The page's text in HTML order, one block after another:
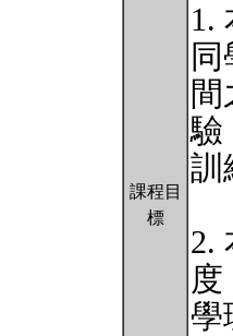
課程目
標
1.
驗
訓
2.
學